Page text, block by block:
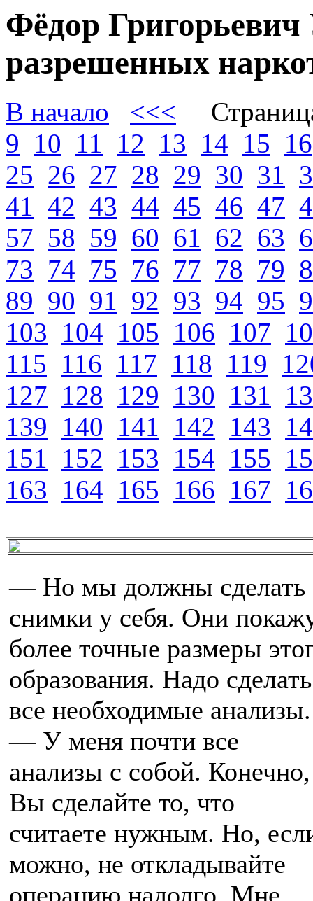
Фёдор
разрешенных
В начало <<<
9 10 11 12 13 14 15 16
25 26 27 28 29 30 31
41 42 43 44 45 46 47
57 58 59 60 61 62 63
73 74 75 76 77 78 79
89 90 91 92 93 94 95
103 104 105 106 107
115 116 117 118 119
127 128 129 130 131
139 140 141 142 143
151
152 153 154 155
163 164 165 166 167
— Но мы должны сделать
снимки у себя. Они
более точные размеры
образования. Надо сделать
все необходимые анализы.
— У меня почти все
анализы с собой. Конечно,
Вы сделайте то, что
считаете нужным. Но,
можно, не откладывайте
операцию надолго. Мне